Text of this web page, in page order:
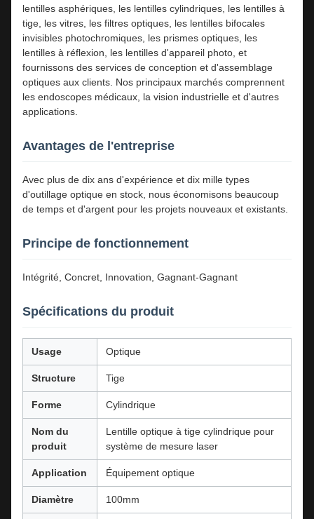
lentilles asphériques, les lentilles cylindriques, les lentilles à
tige, les vitres, les filtres optiques, les lentilles bifocales
invisibles photochromiques, les prismes optiques, les
lentilles à réflexion, les lentilles d'appareil photo, et
fournissons des services de conception et d'assemblage
optiques aux clients. Nos principaux marchés comprennent
les endoscopes médicaux, la vision industrielle et d'autres
applications.
Avantages de l'entreprise
Avec plus de dix ans d'expérience et dix mille types
d'outillage optique en stock, nous économisons beaucoup
de temps et d'argent pour les projets nouveaux et existants.
Principe de fonctionnement
Intégrité, Concret, Innovation, Gagnant-Gagnant
Spécifications du produit
Usage Optique
Structure Tige
Forme Cylindrique
Nom du
produit
Lentille optique à tige cylindrique pour
système de mesure laser
Application Équipement optique
Diamètre 100mm